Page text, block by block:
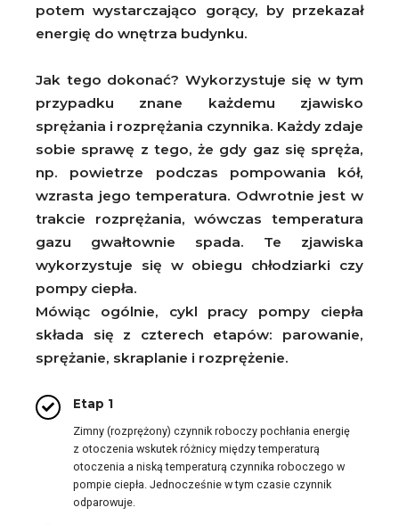
potem wystarczająco gorący, by przekazał
energię do wnętrza budynku.
Jak tego dokonać? Wykorzystuje się w tym
przypadku znane każdemu zjawisko
sprężania i rozprężania czynnika. Każdy zdaje
sobie sprawę z tego, że gdy gaz się spręża,
np. powietrze podczas pompowania kół,
wzrasta jego temperatura. Odwrotnie jest w
trakcie rozprężania, wówczas temperatura
gazu gwałtownie spada. Te zjawiska
wykorzystuje się w obiegu chłodziarki czy
pompy ciepła.
Mówiąc ogólnie, cykl pracy pompy ciepła
składa się z czterech etapów: parowanie,
sprężanie, skraplanie i rozprężenie.
Etap 1
Zimny (rozprężony) czynnik roboczy pochłania energię
z otoczenia wskutek różnicy między temperaturą
otoczenia a niską temperaturą czynnika roboczego w
pompie ciepła. Jednocześnie w tym czasie czynnik
odparowuje.